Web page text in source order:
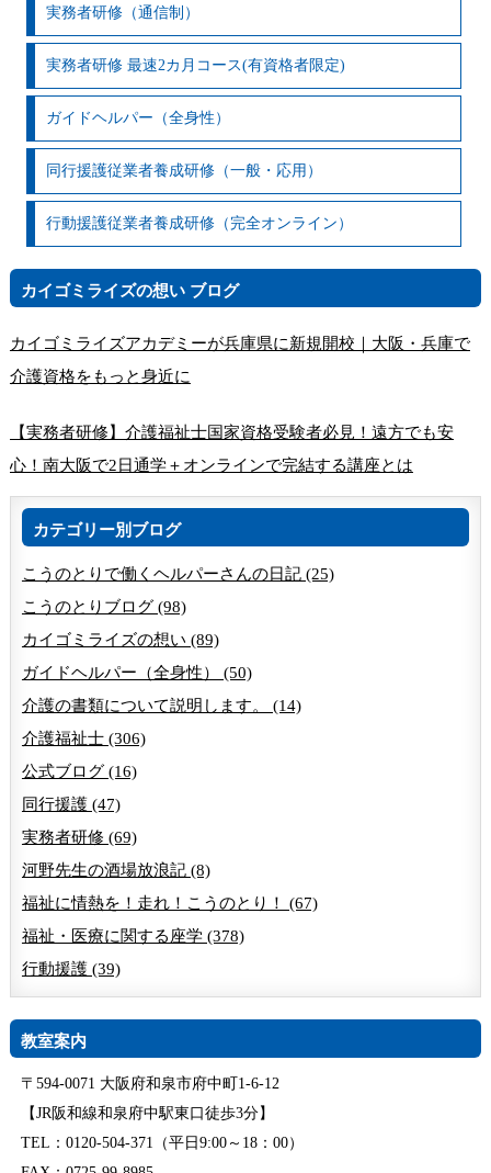
実務者研修（通信制）
実務者研修 最速2カ月コース(有資格者限定)
ガイドヘルパー（全身性）
同行援護従業者養成研修（一般・応用）
行動援護従業者養成研修（完全オンライン）
カイゴミライズの想い ブログ
カイゴミライズアカデミーが兵庫県に新規開校｜大阪・兵庫で
介護資格をもっと身近に
【実務者研修】介護福祉士国家資格受験者必見！遠方でも安
心！南大阪で2日通学＋オンラインで完結する講座とは
カテゴリー別ブログ
こうのとりで働くヘルパーさんの日記 (25)
こうのとりブログ (98)
カイゴミライズの想い (89)
ガイドヘルパー（全身性） (50)
介護の書類について説明します。 (14)
介護福祉士 (306)
公式ブログ (16)
同行援護 (47)
実務者研修 (69)
河野先生の酒場放浪記 (8)
福祉に情熱を！走れ！こうのとり！ (67)
福祉・医療に関する座学 (378)
行動援護 (39)
教室案内
〒594-0071 大阪府和泉市府中町1-6-12
【JR阪和線和泉府中駅東口徒歩3分】
TEL：0120-504-371（平日9:00～18：00）